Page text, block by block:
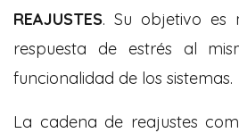
REAJUSTES. Su objetivo es
respuesta de estrés al
funcionalidad de los sistemas.
La cadena de reajustes